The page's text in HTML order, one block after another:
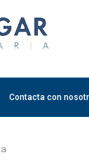
Contacta con